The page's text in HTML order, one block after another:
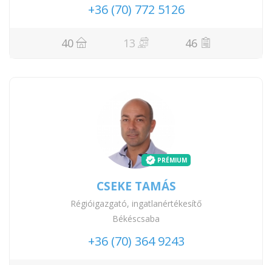
+36 (70) 772 5126
40 13 46
PRÉMIUM
CSEKE TAMÁS
Régióigazgató, ingatlanértékesítő
Békéscsaba
+36 (70) 364 9243